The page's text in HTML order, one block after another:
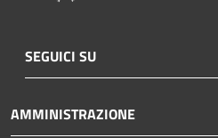
SEGUICI SU
AMMINISTRAZIONE